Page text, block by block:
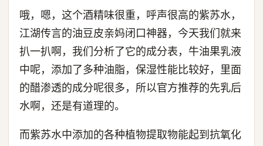
哦，嗯，这个酒精味很重，呼声很高的紫苏水，
江湖传言的油豆皮亲妈闭口神器，今天我们就来
扒一扒啊，我们分析了它的成分表，牛油果乳液
中呢，添加了多种油脂，保湿性能比较好，里面
的醋渗透的成分呢很多，所以官方推荐的先乳后
水啊，还是有道理的。
而紫苏水中添加的各种植物提取物能起到抗氧化